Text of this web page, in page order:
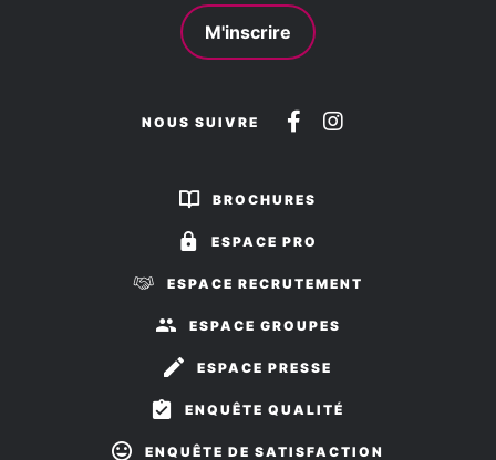
M'inscrire
NOUS SUIVRE
Suivez-
sur
Suivez-
BROCHURES
ESPACE PRO
ESPACE RECRUTEMENT
ESPACE GROUPES
ESPACE PRESSE
ENQUÊTE QUALITÉ
ENQUÊTE DE SATISFACTION